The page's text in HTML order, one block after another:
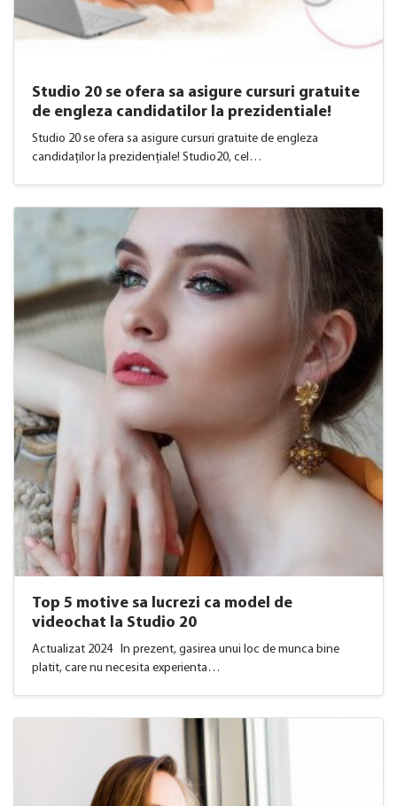
​Studio 20 se ofera sa asigure cursuri gratuite
de engleza candidatilor la prezidentiale!
Studio 20 se ofera sa asigure cursuri gratuite de engleza
candidaților la prezidențiale! Studio20, cel…
Top 5 motive sa lucrezi ca model de
videochat la Studio 20
Actualizat 2024 In prezent, gasirea unui loc de munca bine
platit, care nu necesita experienta…